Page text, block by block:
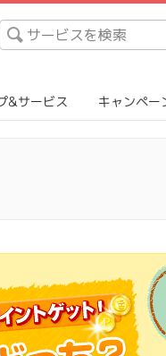
&サービス キャンペー